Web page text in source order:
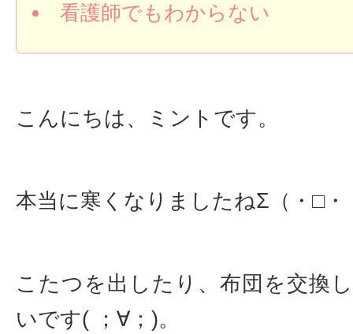
看護師でもわからない
こんにちは、ミントです。
本当に寒くなりましたねΣ（・□・
こたつを出したり、布団を交換
いです( ；∀；)。